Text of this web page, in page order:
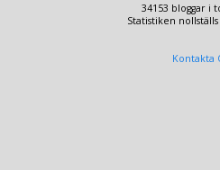
34153 bloggar i
Statistiken
Kontakta